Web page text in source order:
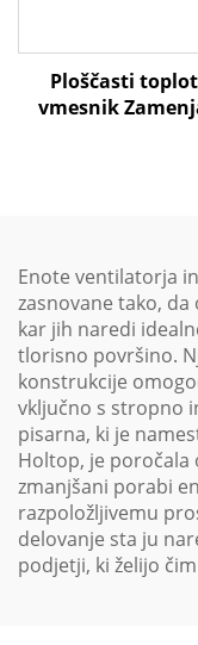
Ploščasti
vmesnik
Enote ventilatorja
zasnovane tako,
kar jih naredi
tlorisno površino.
konstrukcije
vključno s stropno
pisarna, ki je
Holtop, je poročala
zmanjšani porabi
razpoložljivemu
delovanje sta ju
podjetji, ki želijo